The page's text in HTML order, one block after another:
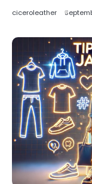
ciceroleather